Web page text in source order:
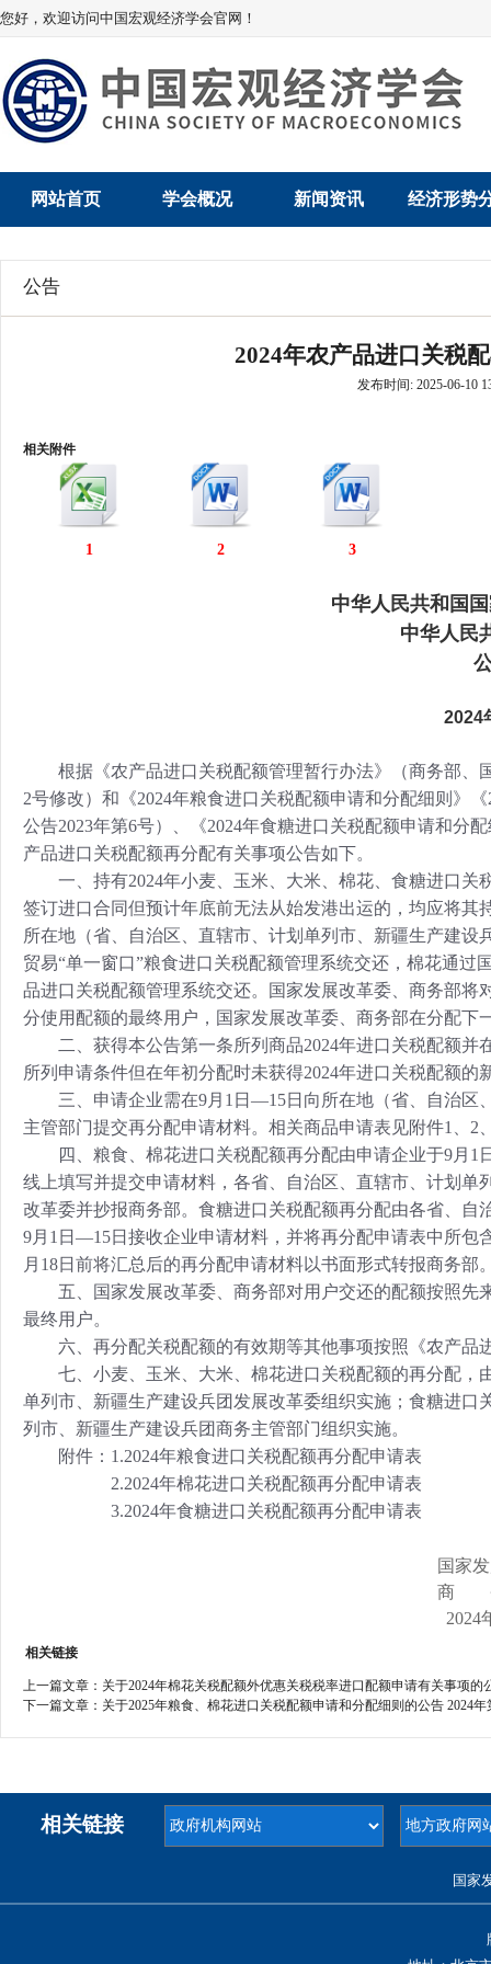
您好，欢迎访问中国宏观经济学会官网！
网站首页 学会概况
法律顾问
学会章程
新闻资讯
学会动态
地方动态
经济形势
经济运行与
公告
2024年农产品进口关税
发布时间: 2025-06-10
相关附件
1 2 3
中华人民共和国
中华人民
2024
根据《农产品进口关税配额管理暂行办法》（商务部、国
2号修改）和《2024年粮食进口关税配额申请和分配细则》
公告2023年第6号）、《2024年食糖进口关税配额申请和分
产品进口关税配额再分配有关事项公告如下。
一、持有2024年小麦、玉米、大米、棉花、食糖进口关
签订进口合同但预计年底前无法从始发港出运的，均应将
所在地（省、自治区、直辖市、计划单列市、新疆生产建
贸易“单一窗口”粮食进口关税配额管理系统交还，棉花通
品进口关税配额管理系统交还。国家发展改革委、商务部
分使用配额的最终用户，国家发展改革委、商务部在分配
二、获得本公告第一条所列商品2024年进口关税配额并
所列申请条件但在年初分配时未获得2024年进口关税配额
三、申请企业需在9月1日—15日向所在地（省、自治区
主管部门提交再分配申请材料。相关商品申请表见附件1、2
四、粮食、棉花进口关税配额再分配由申请企业于9月1
线上填写并提交申请材料，各省、自治区、直辖市、计划
改革委并抄报商务部。食糖进口关税配额再分配由各省、
9月1日—15日接收企业申请材料，并将再分配申请表中所包
月18日前将汇总后的再分配申请材料以书面形式转报商务部
五、国家发展改革委、商务部对用户交还的配额按照先
最终用户。
六、再分配关税配额的有效期等其他事项按照《农产品
七、小麦、玉米、大米、棉花进口关税配额的再分配，
单列市、新疆生产建设兵团发展改革委组织实施；食糖进
列市、新疆生产建设兵团商务主管部门组织实施。
附件：1.2024年粮食进口关税配额再分配申请表
2.2024年棉花进口关税配额再分配申请表
3.2024年食糖进口关税配额再分配申请表
国家
商
2024
相关链接
上一篇文章： 关于2024年棉花关税配额外优惠关税税率进口配额申请有关事项的
下一篇文章： 关于2025年粮食、棉花进口关税配额申请和分配细则的公告 2024年
相关链接
国家